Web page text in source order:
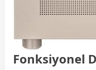
Fonksiyonel